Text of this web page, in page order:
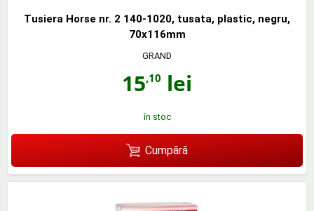
Tusiera Horse nr. 2 140-1020, tusata, plastic, negru,
70x116mm
GRAND
15,10 lei
în stoc
Cumpără